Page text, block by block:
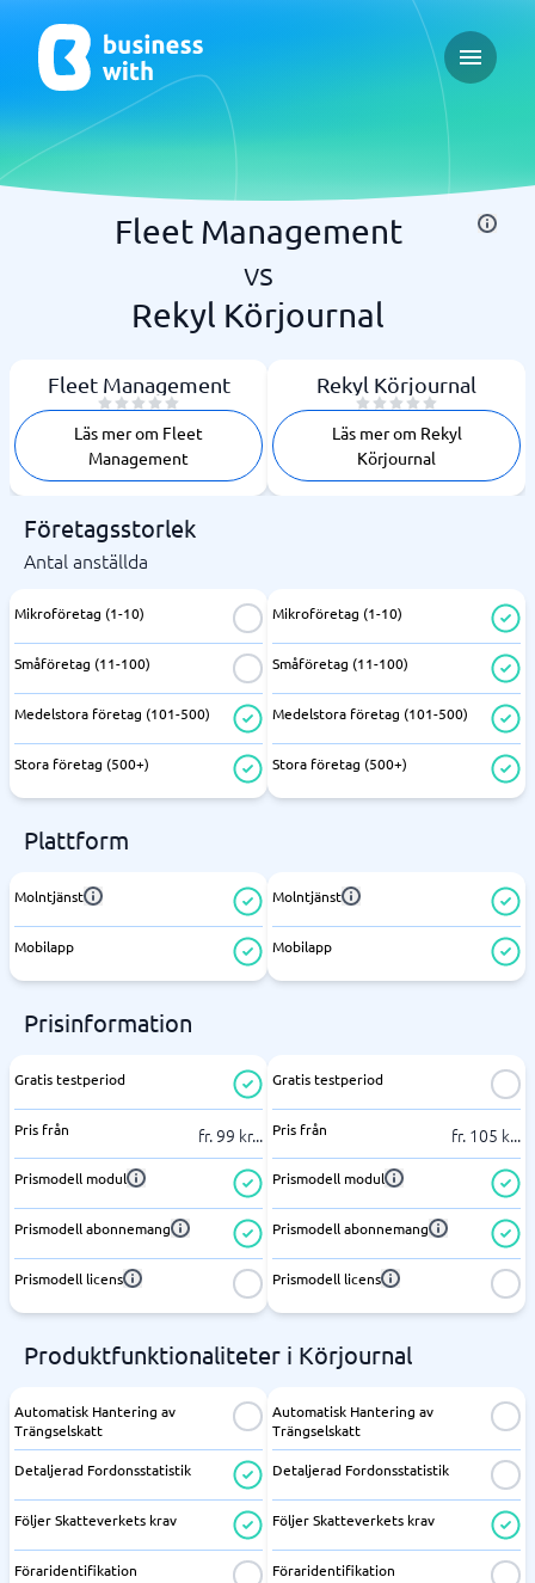
Open
Fleet Management
vs
Rekyl Körjournal
Fleet Management
Läs mer om Fleet
Management
Rekyl Körjournal
Läs mer om Rekyl
Körjournal
Företagsstorlek
Antal anställda
Mikroföretag (1-10)
Småföretag (11-100)
Medelstora företag (101-500)
Stora företag (500+)
Mikroföretag (1-10)
Småföretag (11-100)
Medelstora företag (101-500)
Stora företag (500+)
Plattform
Molntjänst
Mobilapp
Molntjänst
Mobilapp
Prisinformation
Gratis testperiod
Pris från fr. 99 kr...
Prismodell modul
Prismodell abonnemang
Prismodell licens
Gratis testperiod
Pris från fr. 105 k...
Prismodell modul
Prismodell abonnemang
Prismodell licens
Produktfunktionaliteter i Körjournal
Automatisk Hantering av
Trängselskatt
Detaljerad Fordonsstatistik
Följer Skatteverkets krav
Föraridentifikation
Automatisk Hantering av
Trängselskatt
Detaljerad Fordonsstatistik
Följer Skatteverkets krav
Föraridentifikation